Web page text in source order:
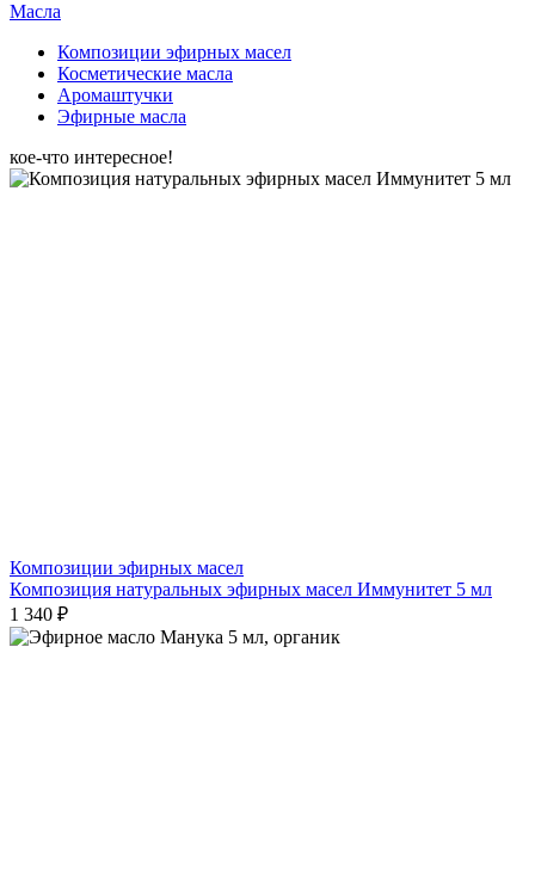
Масла
Композиции эфирных масел
Косметические масла
Аромаштучки
Эфирные масла
кое-что интересное!
Композиции эфирных масел
Композиция натуральных эфирных масел Иммунитет 5 мл
1 340 ₽